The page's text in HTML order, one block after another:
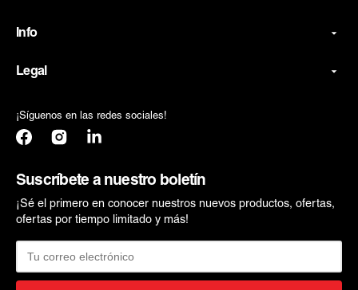
Info
Legal
¡Síguenos en las redes sociales!
FacebookInstagramTranslation
Suscríbete a nuestro boletín
¡Sé el primero en conocer nuestros nuevos productos, ofertas,
ofertas por tiempo limitado y más!